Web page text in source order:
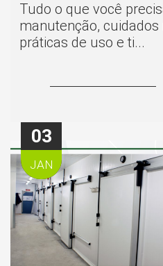
Tudo o que você
manutenção, cuidados
práticas de uso e ti...
03
JAN